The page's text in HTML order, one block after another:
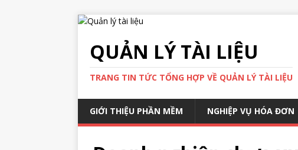
QUẢN LÝ TÀI LIỆU
TRANG TIN TỨC TỔNG HỢP VỀ QUẢN LÝ TÀI LIỆU
GIỚI THIỆU PHẦN MỀM NGHIỆP VỤ HÓA ĐƠN